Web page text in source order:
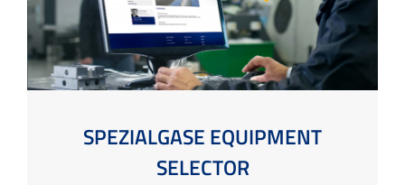
SPEZIALGASE EQUIPMENT
SELECTOR